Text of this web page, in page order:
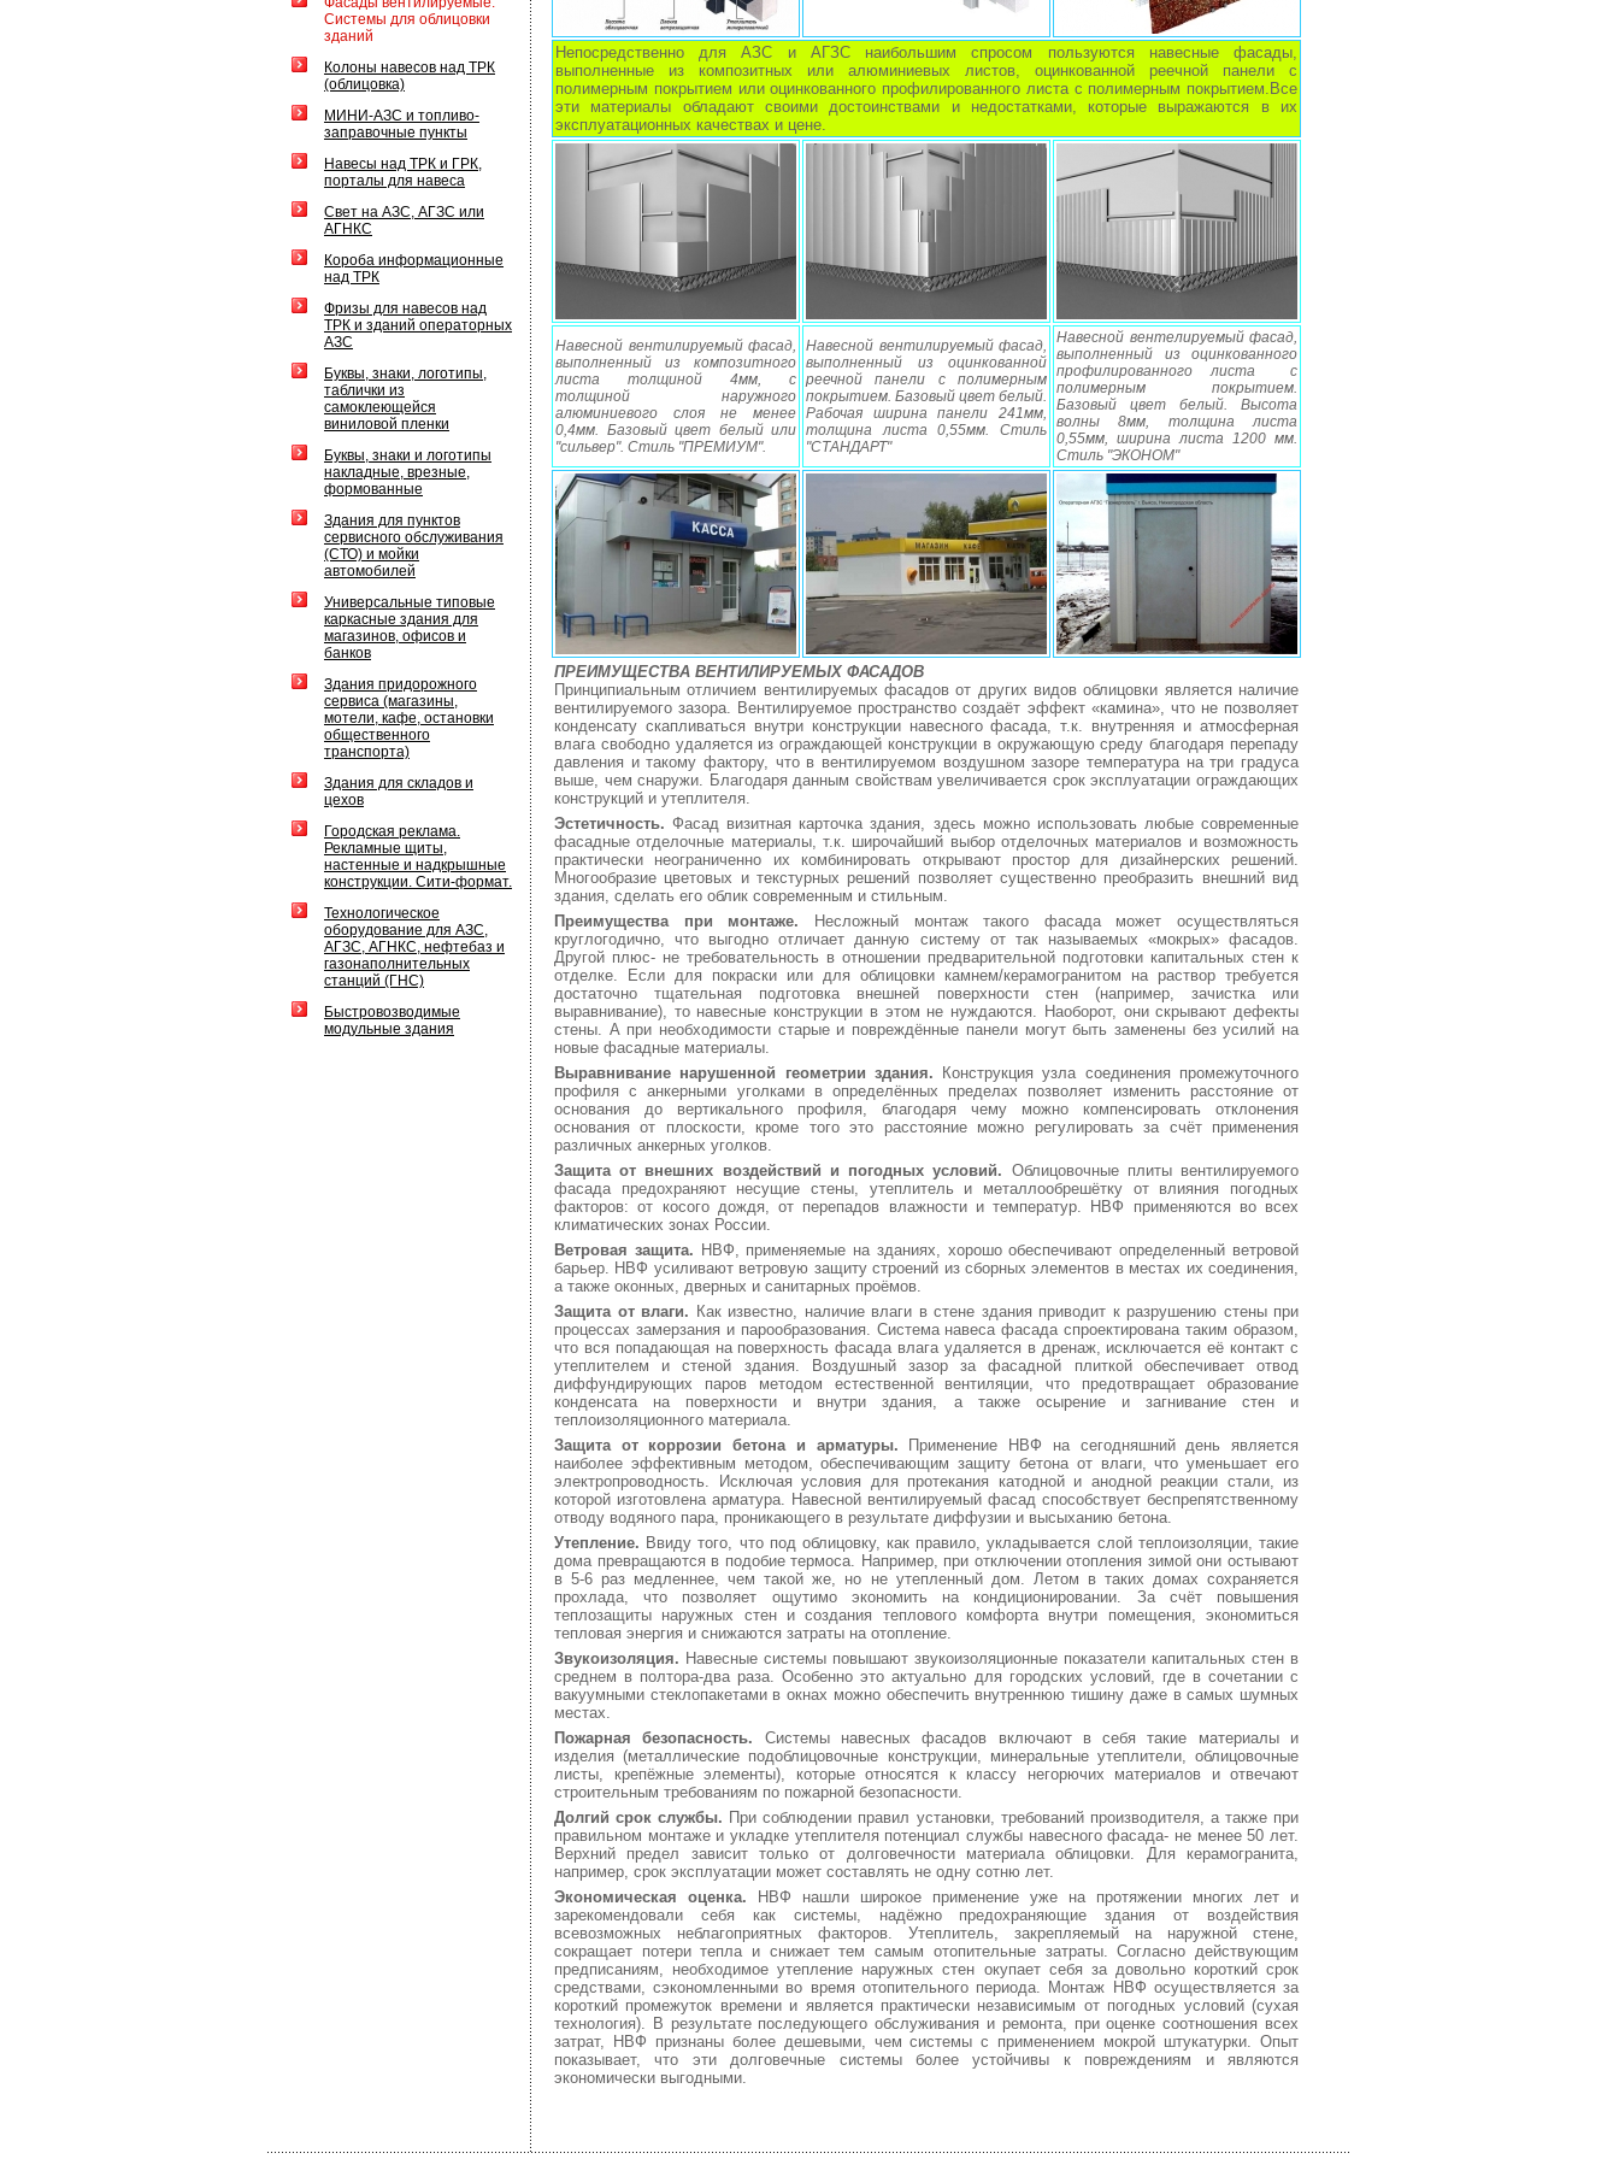
Системы для облицовки
зданий
Колоны навесов над ТРК
(облицовка)
МИНИ-АЗС и топливо-
заправочные пункты
Навесы над ТРК и ГРК,
порталы для навеса
Свет на АЗС, АГЗС или
АГНКС
Короба информационные
над ТРК
Фризы для навесов над
ТРК и зданий операторных
АЗС
Буквы, знаки, логотипы,
таблички из
самоклеющейся
виниловой пленки
Буквы, знаки и логотипы
накладные, врезные,
формованные
Здания для пунктов
сервисного обслуживания
(СТО) и мойки
автомобилей
Универсальные типовые
каркасные здания для
магазинов, офисов и
банков
Здания придорожного
сервиса (магазины,
мотели, кафе, остановки
общественного
транспорта)
Здания для складов и
цехов
Городская реклама.
Рекламные щиты,
настенные и надкрышные
конструкции. Сити-формат.
Технологическое
оборудование для АЗС,
АГЗС, АГНКС, нефтебаз и
газонаполнительных
станций (ГНС)
Быстровозводимые
модульные здания
Непосредственно для АЗС и АГЗС наибольшим спросом пользуются навесные фасады,
выполненные из композитных или алюминиевых листов, оцинкованной реечной панели с
полимерным покрытием или оцинкованного профилированного листа с полимерным покрытием.Все
эти материалы обладают своими достоинствами и недостатками, которые выражаются в их
эксплуатационных качествах и цене.
Навесной вентилируемый фасад,
выполненный из композитного
листа толщиной 4мм, с
толщиной наружного
алюминиевого слоя не менее
0,4мм. Базовый цвет белый или
"сильвер". Стиль "ПРЕМИУМ".
Навесной вентилируемый фасад,
выполненный из оцинкованной
реечной панели с полимерным
покрытием. Базовый цвет белый.
Рабочая ширина панели 241мм,
толщина листа 0,55мм. Стиль
"СТАНДАРТ"
Навесной вентелируемый фасад,
выполненный из оцинкованного
профилированного листа с
полимерным покрытием.
Базовый цвет белый. Высота
волны 8мм, толщина листа
0,55мм, ширина листа 1200 мм.
Стиль "ЭКОНОМ"
ПРЕИМУЩЕСТВА ВЕНТИЛИРУЕМЫХ ФАСАДОВ
Принципиальным отличием вентилируемых фасадов от других видов облицовки является наличие
вентилируемого зазора. Вентилируемое пространство создаёт эффект «камина», что не позволяет
конденсату скапливаться внутри конструкции навесного фасада, т.к. внутренняя и атмосферная
влага свободно удаляется из ограждающей конструкции в окружающую среду благодаря перепаду
давления и такому фактору, что в вентилируемом воздушном зазоре температура на три градуса
выше, чем снаружи. Благодаря данным свойствам увеличивается срок эксплуатации ограждающих
конструкций и утеплителя.
Эстетичность.Фасад визитная карточка здания, здесь можно использовать любые современные
фасадные отделочные материалы, т.к. широчайший выбор отделочных материалов и возможность
практически неограниченно их комбинировать открывают простор для дизайнерских решений.
Многообразие цветовых и текстурных решений позволяет существенно преобразить внешний вид
здания, сделать его облик современным и стильным.
Преимущества при монтаже. Несложный монтаж такого фасада может осуществляться
круглогодично, что выгодно отличает данную систему от так называемых «мокрых» фасадов.
Другой плюс- не требовательность в отношении предварительной подготовки капитальных стен к
отделке. Если для покраски или для облицовки камнем/керамогранитом на раствор требуется
достаточно тщательная подготовка внешней поверхности стен (например, зачистка или
выравнивание), то навесные конструкции в этом не нуждаются. Наоборот, они скрывают дефекты
стены. А при необходимости старые и повреждённые панели могут быть заменены без усилий на
новые фасадные материалы.
Выравнивание нарушенной геометрии здания.
Конструкция узла соединения промежуточного
профиля с анкерными уголками в определённых пределах позволяет изменить расстояние от
основания до вертикального профиля, благодаря чему можно компенсировать отклонения
основания от плоскости, кроме того это расстояние можно регулировать за счёт применения
различных анкерных уголков.
Защита от внешних воздействий и погодных условий. Облицовочные плиты вентилируемого
фасада предохраняют несущие стены, утеплитель и металлообрешётку от влияния погодных
факторов: от косого дождя, от перепадов влажности и температур. НВФ применяются во всех
климатических зонах России.
Ветровая защита. НВФ, применяемые на зданиях, хорошо обеспечивают определенный ветровой
барьер. НВФ усиливают ветровую защиту строений из сборных элементов в местах их соединения,
а также оконных, дверных и санитарных проёмов.
Защита от влаги. Как известно, наличие влаги в стене здания приводит к разрушению стены при
процессах замерзания и парообразования. Система навеса фасада спроектирована таким образом,
что вся попадающая на поверхность фасада влага удаляется в дренаж, исключается её контакт с
утеплителем и стеной здания. Воздушный зазор за фасадной плиткой обеспечивает отвод
диффундирующих паров методом естественной вентиляции, что предотвращает образование
конденсата на поверхности и внутри здания, а также осырение и загнивание стен и
теплоизоляционного материала.
Защита от коррозии бетона и арматуры.
Применение НВФ на сегодняшний день является
наиболее эффективным методом, обеспечивающим защиту бетона от влаги, что уменьшает его
электропроводность. Исключая условия для протекания катодной и анодной реакции стали, из
которой изготовлена арматура. Навесной вентилируемый фасад способствует беспрепятственному
отводу водяного пара, проникающего в результате диффузии и высыханию бетона.
Утепление. Ввиду того, что под облицовку, как правило, укладывается слой теплоизоляции, такие
дома превращаются в подобие термоса. Например, при отключении отопления зимой они остывают
в 5-6 раз медленнее, чем такой же, но не утепленный дом. Летом в таких домах сохраняется
прохлада, что позволяет ощутимо экономить на кондиционировании. За счёт повышения
теплозащиты наружных стен и создания теплового комфорта внутри помещения, экономиться
тепловая энергия и снижаются затраты на отопление.
Звукоизоляция. Навесные системы повышают звукоизоляционные показатели капитальных стен в
среднем в полтора-два раза. Особенно это актуально для городских условий, где в сочетании с
вакуумными стеклопакетами в окнах можно обеспечить внутреннюю тишину даже в самых шумных
местах.
Пожарная безопасность. Системы навесных фасадов включают в себя такие материалы и
изделия (металлические подоблицовочные конструкции, минеральные утеплители, облицовочные
листы, крепёжные элементы), которые относятся к классу негорючих материалов и отвечают
строительным требованиям по пожарной безопасности.
Долгий срок службы. При соблюдении правил установки, требований производителя, а также при
правильном монтаже и укладке утеплителя потенциал службы навесного фасада- не менее 50 лет.
Верхний предел зависит только от долговечности материала облицовки. Для керамогранита,
например, срок эксплуатации может составлять не одну сотню лет.
Экономическая оценка. НВФ нашли широкое применение уже на протяжении многих лет и
зарекомендовали себя как системы, надёжно предохраняющие здания от воздействия
всевозможных неблагоприятных факторов. Утеплитель, закрепляемый на наружной стене,
сокращает потери тепла и снижает тем самым отопительные затраты. Согласно действующим
предписаниям, необходимое утепление наружных стен окупает себя за довольно короткий срок
средствами, сэкономленными во время отопительного периода. Монтаж НВФ осуществляется за
короткий промежуток времени и является практически независимым от погодных условий (сухая
технология). В результате последующего обслуживания и ремонта, при оценке соотношения всех
затрат, НВФ признаны более дешевыми, чем системы с применением мокрой штукатурки. Опыт
показывает, что эти долговечные системы более устойчивы к повреждениям и являются
экономически выгодными.